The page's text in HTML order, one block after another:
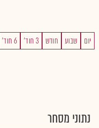
יום שבוע חודש 3 חוד' 6 חוד'
נתוני מסחר